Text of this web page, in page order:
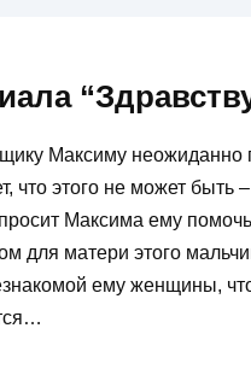
Максиму неожиданно
что этого не может быть
Максима ему
для матери этого
ему женщины,